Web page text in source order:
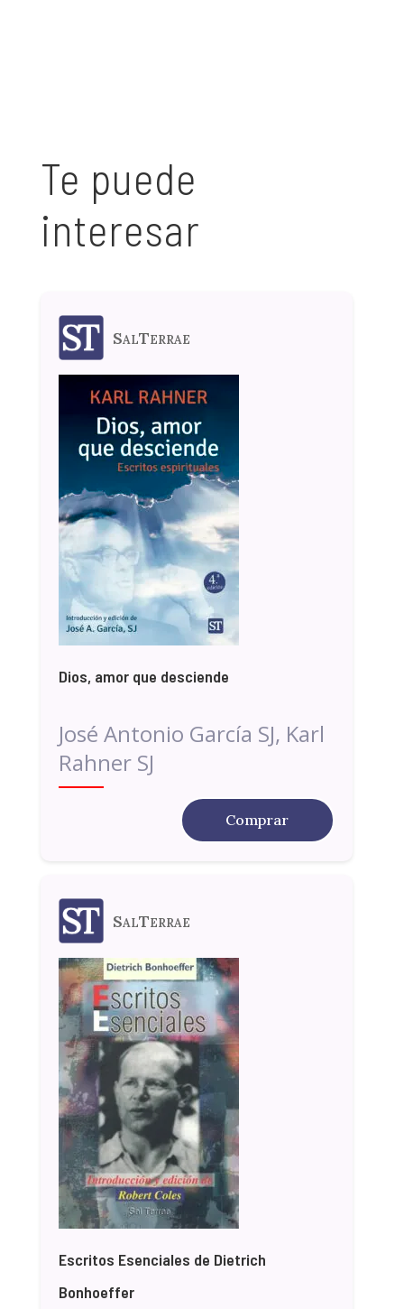
Te puede
interesar
SalTerrae
Dios, amor que desciende
José Antonio García SJ, Karl
Rahner SJ
Comprar
SalTerrae
Escritos Esenciales de Dietrich
Bonhoeffer